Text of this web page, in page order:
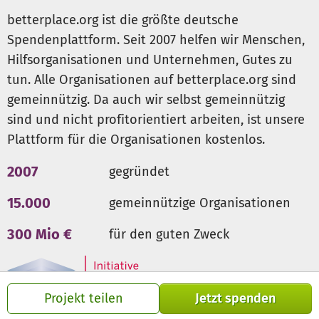
Projekt teilen Jetzt spenden
betterplace.org ist die größte deutsche
Spendenplattform. Seit 2007 helfen wir Menschen,
Hilfsorganisationen und Unternehmen, Gutes zu
tun. Alle Organisationen auf betterplace.org sind
gemeinnützig. Da auch wir selbst gemeinnützig
sind und nicht profitorientiert arbeiten, ist unsere
Plattform für die Organisationen kostenlos.
2007 gegründet
15.000 gemeinnützige Organisationen
300 Mio € für den guten Zweck